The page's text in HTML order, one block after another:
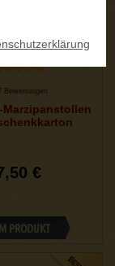
Bewertungen
Marzipanstollen
€
PRODUKT